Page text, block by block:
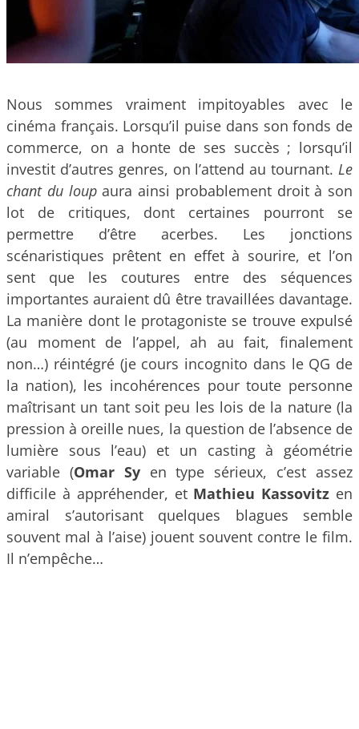
Nous sommes vraiment impitoyables avec le
cinéma français. Lorsqu’il puise dans son fonds de
commerce, on a honte de ses succès ; lorsqu’il
investit d’autres genres, on l’attend au tournant. Le
chant du loupaura ainsi probablement droit à son
lot de critiques, dont certaines pourront se
permettre d’être acerbes. Les jonctions
scénaristiques prêtent en effet à sourire, et l’on
sent que les coutures entre des séquences
importantes auraient dû être travaillées davantage.
La manière dont le protagoniste se trouve expulsé
(au moment de l’appel, ah au fait, finalement
non…) réintégré (je cours incognito dans le QG de
la nation), les incohérences pour toute personne
maîtrisant un tant soit peu les lois de la nature (la
pression à oreille nues, la question de l’absence de
lumière sous l’eau) et un casting à géométrie
variable (Omar Syen type sérieux, c’est assez
difficile à appréhender, et Mathieu Kassovitz en
amiral s’autorisant quelques blagues semble
souvent mal à l’aise) jouent souvent contre le film.
Il n’empêche…